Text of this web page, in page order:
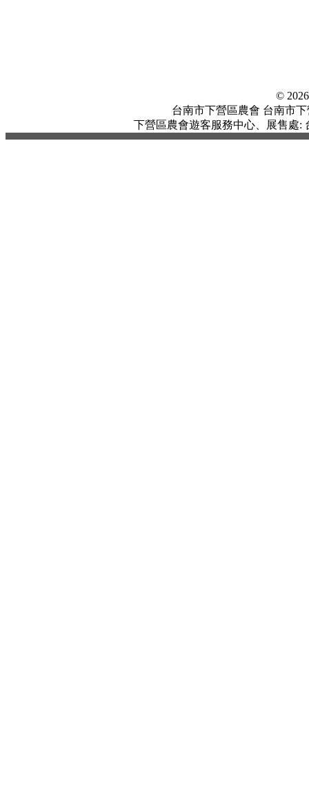
©
台南市下營區農會 台南市下
下營區農會遊客服務中心、展售處: